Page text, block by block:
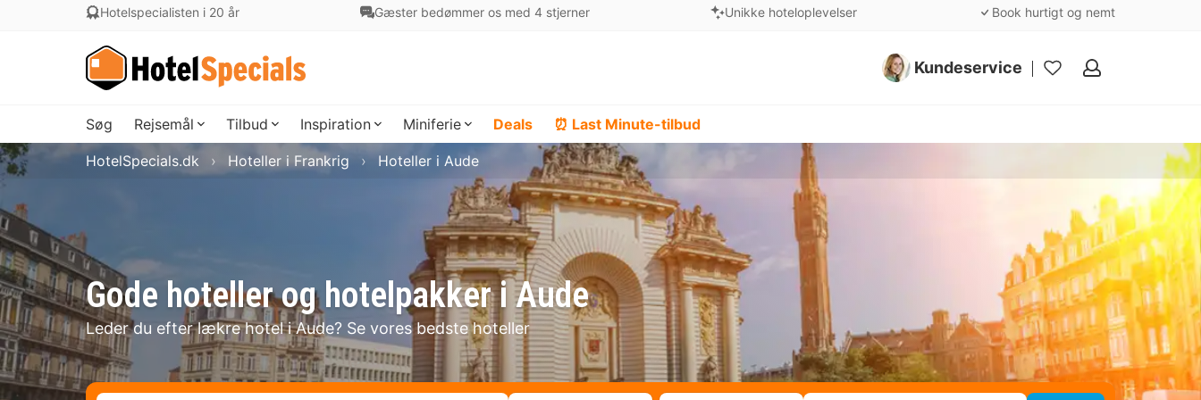
Hotelspecialisten i 20 år Gæster bedømmer os med 4 stjerner Unikke hoteloplevelser Book hurtigt og nemt
Kundeservice
Mine
Søg Rejsemål Tilbud Inspiration Miniferie Deals ⏰ Last Minute-tilbud
Gode hoteller og hotelpakker i Aude
Leder du efter lækre hotel i Aude? Se vores bedste hoteller
HotelSpecials.dk Hoteller i Frankrig Hoteller i Aude